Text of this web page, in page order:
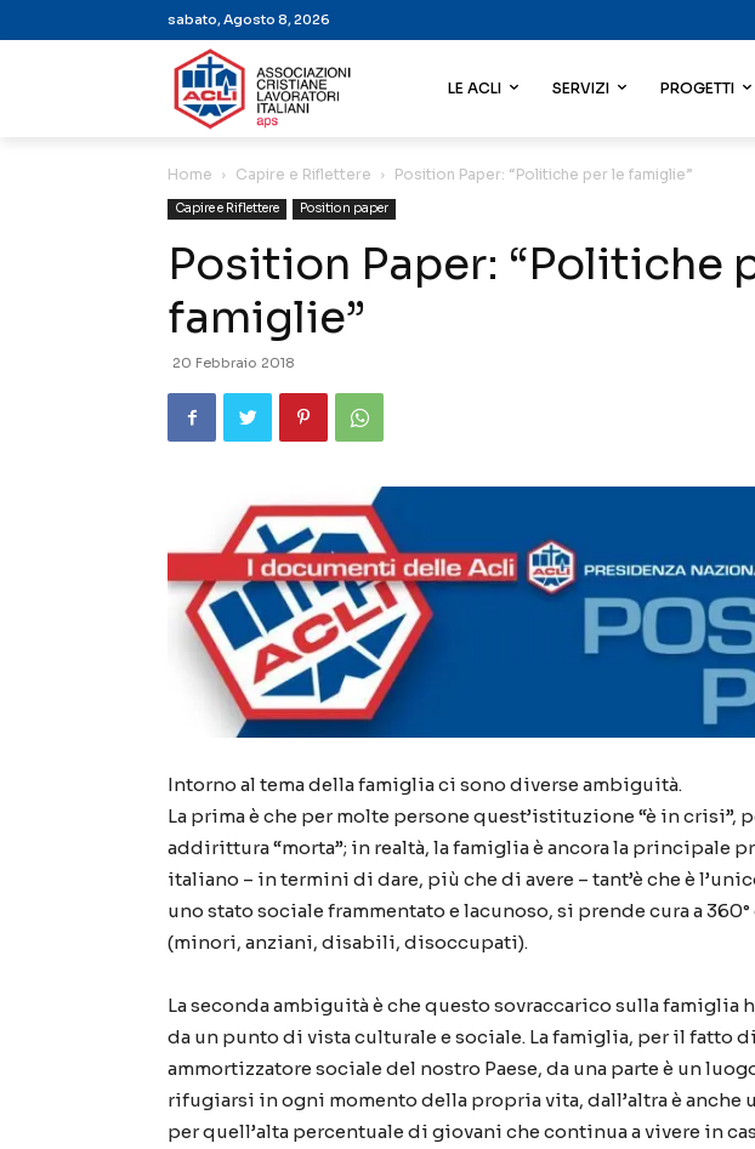
sabato, Agosto 8, 2026
LE ACLI SERVIZI PROGETTI
Home Capire e Riflettere Position Paper: “Politiche per le famiglie”
Capire e Riflettere Position paper
Position Paper: “Politiche
famiglie”
20 Febbraio 2018
Intorno al tema della famiglia ci sono diverse ambiguità.
La prima è che per molte persone quest’istituzione “è in crisi”,
addirittura “morta”; in realtà, la famiglia è ancora la principale
italiano – in termini di dare, più che di avere – tant’è che è
uno stato sociale frammentato e lacunoso, si prende cura a
(minori, anziani, disabili, disoccupati).
La seconda ambiguità è che questo sovraccarico sulla famiglia
da un punto di vista culturale e sociale. La famiglia, per il fatto
ammortizzatore sociale del nostro Paese, da una parte è un
rifugiarsi in ogni momento della propria vita, dall’altra è anche
per quell’alta percentuale di giovani che continua a vivere in